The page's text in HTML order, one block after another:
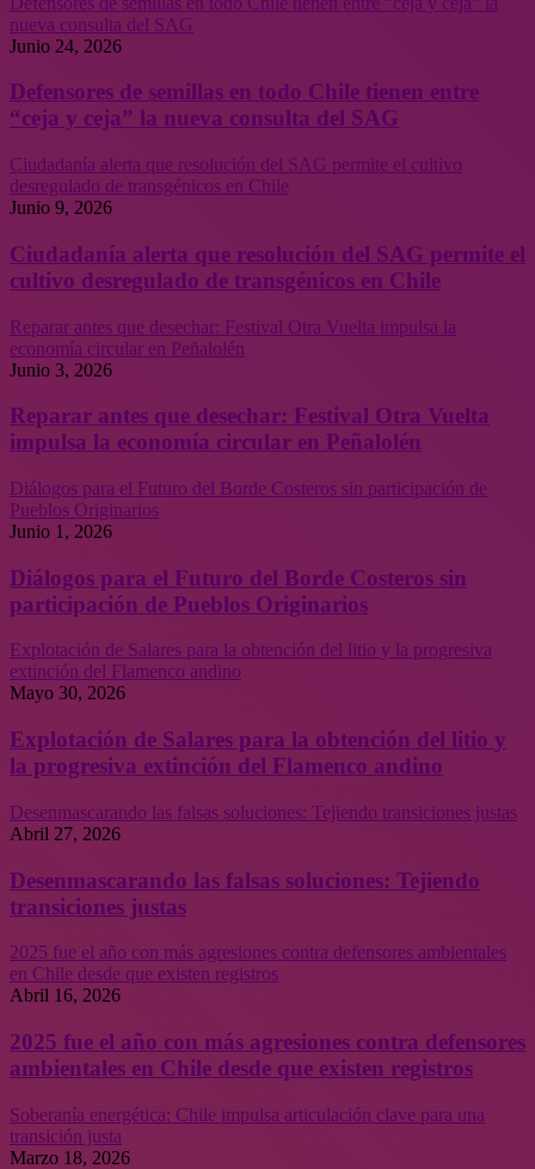
nueva consulta del SAG
Junio 24, 2026
Defensores de semillas en todo Chile tienen entre
“ceja y ceja” la nueva consulta del SAG
Ciudadanía alerta que resolución del SAG permite el cultivo
desregulado de transgénicos en Chile
Junio 9, 2026
Ciudadanía alerta que resolución del SAG permite el
cultivo desregulado de transgénicos en Chile
Reparar antes que desechar: Festival Otra Vuelta impulsa la
economía circular en Peñalolén
Junio 3, 2026
Reparar antes que desechar: Festival Otra Vuelta
impulsa la economía circular en Peñalolén
Diálogos para el Futuro del Borde Costeros sin participación de
Pueblos Originarios
Junio 1, 2026
Diálogos para el Futuro del Borde Costeros sin
participación de Pueblos Originarios
Explotación de Salares para la obtención del litio y la progresiva
extinción del Flamenco andino
Mayo 30, 2026
Explotación de Salares para la obtención del litio y
la progresiva extinción del Flamenco andino
Desenmascarando las falsas soluciones: Tejiendo transiciones justas
Abril 27, 2026
Desenmascarando las falsas soluciones: Tejiendo
transiciones justas
2025 fue el año con más agresiones contra defensores ambientales
en Chile desde que existen registros
Abril 16, 2026
2025 fue el año con más agresiones contra defensores
ambientales en Chile desde que existen registros
Soberanía energética: Chile impulsa articulación clave para una
transición justa
Marzo 18, 2026